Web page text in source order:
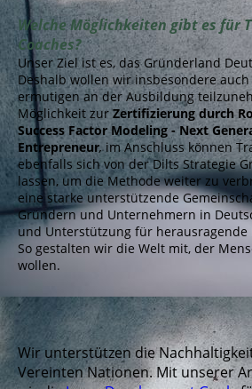
Welche Möglichkeiten gibt es für
Coaches?
Unser Ziel ist es, das Gründerland
Deshalb wollen wir insbesondere
ermutigen an der Ausbildung
Möglichkeit zurZertifizierung durch
Success Factor Modeling - Next
Entrepreneur, im Anschluss können
ebenfalls sich von der Dilts Strategie
lassen, um die Methode weiter zu
eine starke unterstützende
Gründern und Unternehmern in
und Unterstützung für herausragende
So gestalten wir die Welt mit, der
wollen.
Wir unterstützen die
Vereinten Nationen. Mit unserer